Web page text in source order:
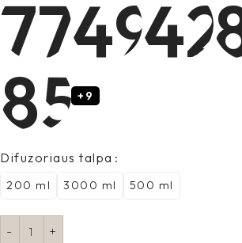
+9
Difuzoriaus talpa
200 ml 3000 ml 500 ml